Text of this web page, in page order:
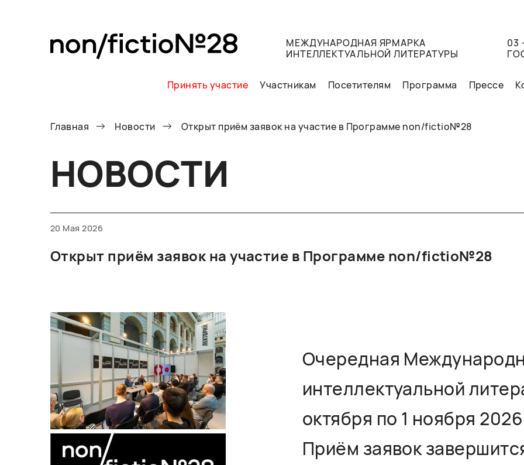
МЕЖДУНАРОДНАЯ ЯРМАРКА
ИНТЕЛЛЕКТУАЛЬНОЙ ЛИТЕРАТУРЫ
03
Принять участие Участникам Посетителям Программа Прессе
Главная Новости Открыт приём заявок на участие в Программе non/fictio№28
НОВОСТИ
20 Мая 2026
Открыт приём заявок на участие в Программе non/fictio№28
Очередная
интеллектуальной
октября по 1 ноября
Приём заявок